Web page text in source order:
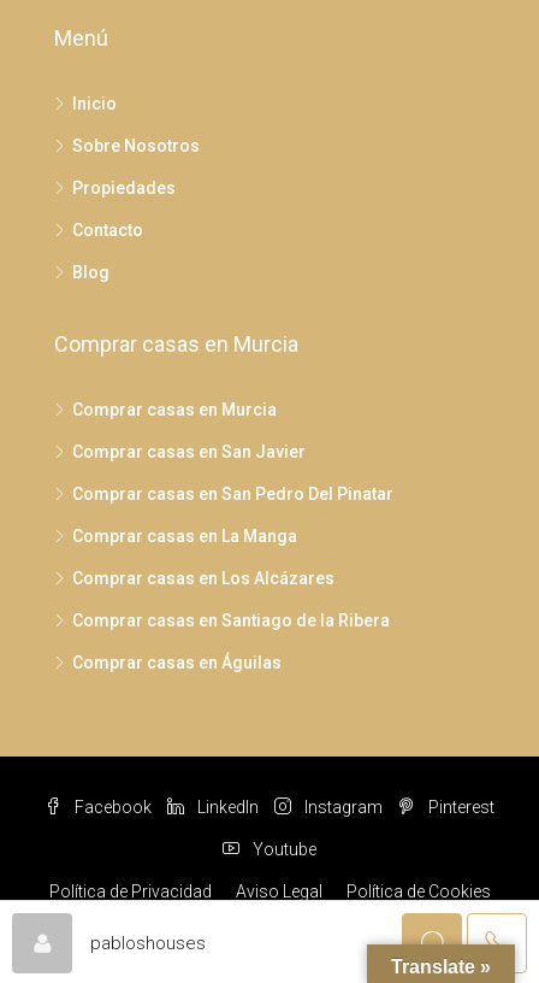
Menú
Inicio
Sobre Nosotros
Propiedades
Contacto
Blog
Comprar casas en Murcia
Comprar casas en Murcia
Comprar casas en San Javier
Comprar casas en San Pedro Del Pinatar
Comprar casas en La Manga
Comprar casas en Los Alcázares
Comprar casas en Santiago de la Ribera
Comprar casas en Águilas
Facebook LinkedIn Instagram Pinterest
Youtube
Política de Privacidad Aviso Legal Política de Cookies
© Pabloshouses © 2022 Todos los derechos reservados
pabloshouses
Translate »